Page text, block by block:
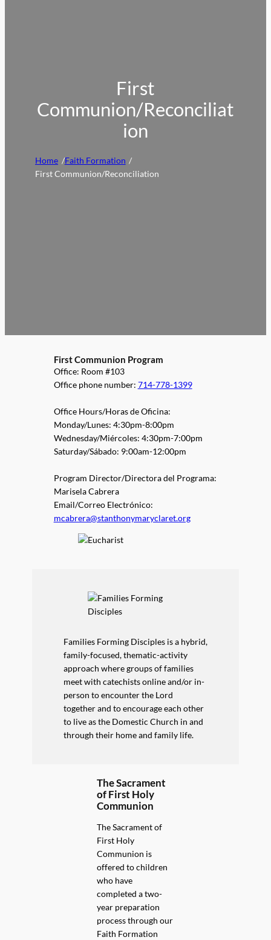
First
Communion/Reconciliat
ion
Home /Faith Formation /
First Communion/Reconciliation
First Communion Program
Office: Room #103
Office phone number: 714-778-1399
Office Hours/Horas de Oficina:
Monday/Lunes: 4:30pm-8:00pm
Wednesday/Miércoles: 4:30pm-7:00pm
Saturday/Sábado: 9:00am-12:00pm
Program Director/Directora del Programa:
Marisela Cabrera
Email/Correo Electrónico:
mcabrera@stanthonymaryclaret.org
Families Forming Disciples is a hybrid,
family-focused, thematic-activity
approach where groups of families
meet with catechists online and/or in-
person to encounter the Lord
together and to encourage each other
to live as the Domestic Church in and
through their home and family life.
The Sacrament
of First Holy
Communion
The Sacrament of
First Holy
Communion is
offered to children
who have
completed a two-
year preparation
process through our
Faith Formation